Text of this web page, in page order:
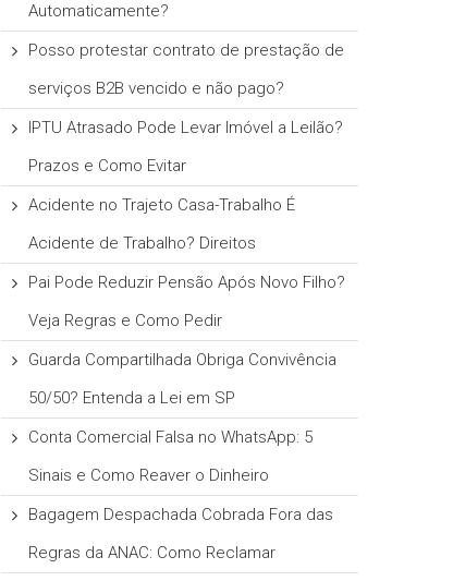
Automaticamente?
Posso protestar contrato de prestação de
serviços B2B vencido e não pago?
IPTU Atrasado Pode Levar Imóvel a Leilão?
Prazos e Como Evitar
Acidente no Trajeto Casa-Trabalho É
Acidente de Trabalho? Direitos
Pai Pode Reduzir Pensão Após Novo Filho?
Veja Regras e Como Pedir
Guarda Compartilhada Obriga Convivência
50/50? Entenda a Lei em SP
Conta Comercial Falsa no WhatsApp: 5
Sinais e Como Reaver o Dinheiro
Bagagem Despachada Cobrada Fora das
Regras da ANAC: Como Reclamar